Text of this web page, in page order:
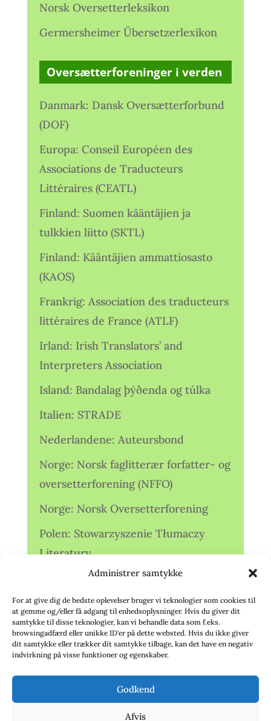
Administrer samtykke
For at give dig de bedste oplevelser bruger vi teknologier som cookies til
at gemme og/eller få adgang til enhedsoplysninger. Hvis du giver dit
samtykke til disse teknologier, kan vi behandle data som f.eks.
browsingadfærd eller unikke ID'er på dette websted. Hvis du ikke giver
dit samtykke eller trækker dit samtykke tilbage, kan det have en negativ
indvirkning på visse funktioner og egenskaber.
Godkend
Afvis
Norsk Oversetterleksikon
Germersheimer Übersetzerlexikon
Oversætterforeninger i verden
Danmark: Dansk Oversætterforbund
(DOF)
Europa: Conseil Européen des
Associations de Traducteurs
Littéraires (CEATL)
Finland: Suomen kääntäjien ja
tulkkien liitto (SKTL)
Finland: Kääntäjien ammattiosasto
(KAOS)
Frankrig: Association des traducteurs
littéraires de France (ATLF)
Irland: Irish Translators’ and
Interpreters Association
Island: Bandalag þýðenda og túlka
Italien: STRADE
Nederlandene: Auteursbond
Norge: Norsk faglitterær forfatter- og
oversetterforening (NFFO)
Norge: Norsk Oversetterforening
Polen: Stowarzyszenie Tłumaczy
Literatury
Storbritannien: Translators
Association (TA)
Sverige: Översättarsektionen (Ö.)
Sverige: Översättarcentrum (ÖC)
deutschsprachiger Übersetzer (VdÜ)